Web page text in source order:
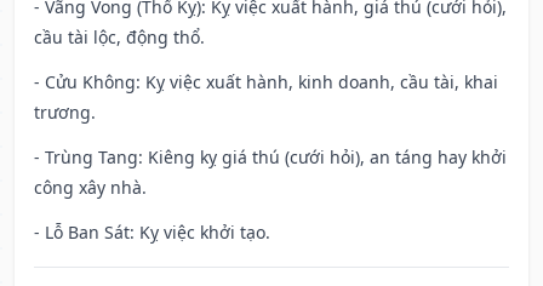
- Vãng Vong (Thổ Kỵ): Kỵ việc xuất hành, giá thú (cưới hỏi),
cầu tài lộc, động thổ.
- Cửu Không: Kỵ việc xuất hành, kinh doanh, cầu tài, khai
trương.
- Trùng Tang: Kiêng kỵ giá thú (cưới hỏi), an táng hay khởi
công xây nhà.
- Lỗ Ban Sát: Kỵ việc khởi tạo.